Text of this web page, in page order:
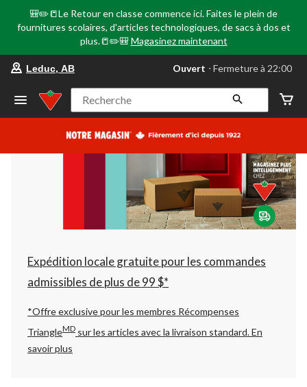
🎒✏️📒Le Retour en classe commence ici. Faites le plein de
fournitures scolaires, d'articles technologiques, de sacs à dos et
plus.📒✏️🎒 Magasinez maintenant
votre
préféré
Leduc,
AB,
courament
Fermeture
à
22:00
cliquer
pour
changer
Leduc, AB Ouvert ⋅ Fermeture à 22:00
Recherche
Expédition locale gratuite pour les commandes
admissibles de plus de 99 $*
*Offre exclusive pour les membres Récompenses
TriangleMD sur les articles avec la livraison standard.En
savoir plus